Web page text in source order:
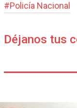
#Policía Nacional
Déjanos tus